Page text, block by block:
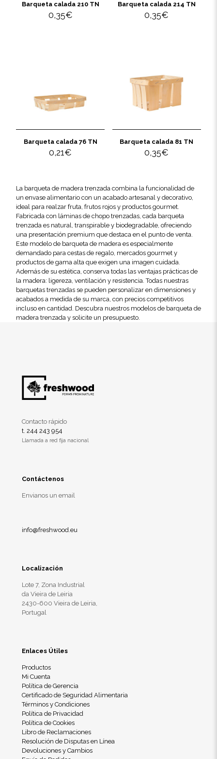
Barqueta calada 210 TN
0,35€
Barqueta calada 214 TN
0,35€
Barqueta calada 76 TN
0,21€
Barqueta calada 81 TN
0,35€
La barqueta de madera trenzada combina la funcionalidad de
un envase alimentario con un acabado artesanal y decorativo,
ideal para realzar fruta, frutos rojos y productos gourmet.
Fabricada con láminas de chopo trenzadas, cada barqueta
trenzada es natural, transpirable y biodegradable, ofreciendo
una presentación premium que destaca en el punto de venta.
Este modelo de barqueta de madera es especialmente
demandado para cestas de regalo, mercados gourmet y
productos de gama alta que exigen una imagen cuidada.
Además de su estética, conserva todas las ventajas prácticas de
la madera: ligereza, ventilación y resistencia. Todas nuestras
barquetas trenzadas se pueden personalizar en dimensiones y
acabados a medida de su marca, con precios competitivos
incluso en cantidad. Descubra nuestros modelos de barqueta de
madera trenzada y solicite un presupuesto.
Contacto rápido
t. 244 243 954
Llamada a red fija nacional
Contáctenos
Envianos un email
info@freshwood.eu
Localización
Lote 7, Zona Industrial
da Vieira de Leiria
2430-600 Vieira de Leiria,
Portugal
Enlaces Útiles
Productos
Mi Cuenta
Política de Gerencia
Certificado de Seguridad Alimentaria
Términos y Condiciones
Política de Privacidad
Política de Cookies
Libro de Reclamaciones
Resolución de Disputas en Línea
Devoluciones y Cambios